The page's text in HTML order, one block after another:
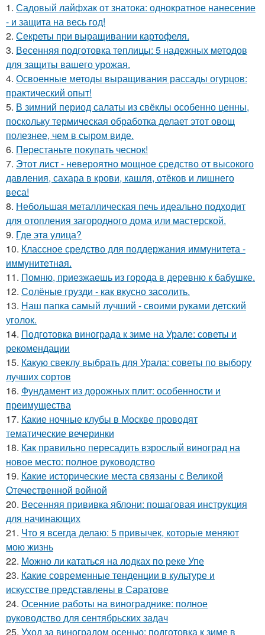
1. Садовый лайфхак от знатока: однократное нанесение
- и защита на весь год!
2. Секреты при выращивании картофеля.
3. Весенняя подготовка теплицы: 5 надежных методов
для защиты вашего урожая.
4. Освоенные методы выращивания рассады огурцов:
практический опыт!
5. В зимний период салаты из свёклы особенно ценны,
поскольку термическая обработка делает этот овощ
полезнее, чем в сыром виде.
6. Перестаньте покупать чеснок!
7. Этот лист - невероятно мощное средство от высокого
давления, сахара в крови, кашля, отёков и лишнего
веса!
8. Небольшая металлическая печь идеально подходит
для отопления загородного дома или мастерской.
9. Где этa улица?
10. Классное средство для поддержания иммунитета -
иммyнитeтнaя.
11. Помню, приезжаешь из города в деревню к бабушке.
12. Солёные грузди - как вкусно засолить.
13. Наш папка самый лучший - своими руками детский
уголок.
14. Подготовка винограда к зиме на Урале: советы и
рекомендации
15. Какую свеклу выбрать для Урала: советы по выбору
лучших сортов
16. Фундамент из дорожных плит: особенности и
преимущества
17. Какие ночные клубы в Москве проводят
тематические вечеринки
18. Как правильно пересадить взрослый виноград на
новое место: полное руководство
19. Какие исторические места связаны с Великой
Отечественной войной
20. Весенняя прививка яблони: пошаговая инструкция
для начинающих
21. Что я всегда делаю: 5 привычек, которые меняют
мою жизнь
22. Можно ли кататься на лодках по реке Упе
23. Какие современные тенденции в культуре и
искусстве представлены в Саратове
24. Осенние работы на винограднике: полное
руководство для сентябрьских задач
25. Уход за виноградом осенью: подготовка к зиме в